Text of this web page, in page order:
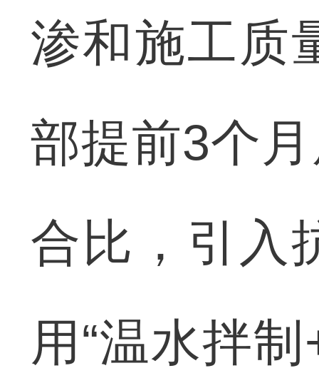
渗和施工质
部提前3个
合比，引入
用“温水拌